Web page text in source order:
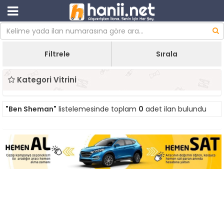
Filtrele Sırala
Kategori Vitrini
"Ben Sheman" listelemesinde toplam 0 adet ilan bulundu